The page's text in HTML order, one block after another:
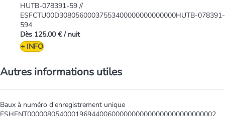
HUTB-078391-59 //
ESFCTU00D30805600037553400000000000000HUTB-078391-
594
Dès 125,00 € / nuit
+ INFO
Autres informations utiles
Baux à numéro d'enregistrement unique